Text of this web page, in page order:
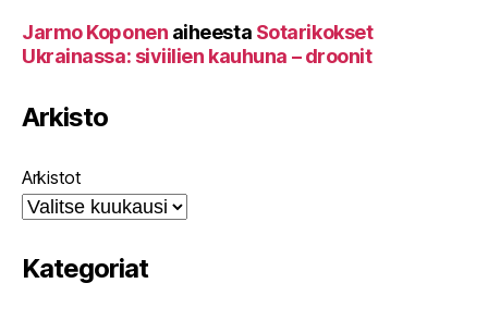
Jarmo Koponen aiheesta Sotarikokset
Ukrainassa: siviilien kauhuna – droonit
Arkisto
Arkistot
Kategoriat